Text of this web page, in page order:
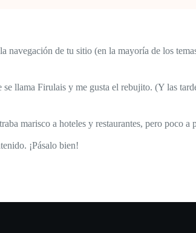
navegación de tu sitio (en la mayoría de los
llama Firulais y me gusta el rebujito. (Y las
marisco a hoteles y restaurantes, pero poco a
¡Pásalo bien!